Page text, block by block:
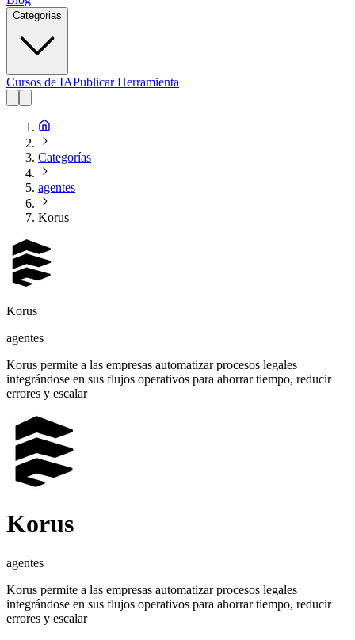
Categorias
Cursos de IAPublicar Herramienta
Categorías
agentes
Korus
Korus
agentes
Korus permite a las empresas automatizar procesos legales
integrándose en sus flujos operativos para ahorrar tiempo, reducir
errores y escalar
Korus
agentes
Korus permite a las empresas automatizar procesos legales
integrándose en sus flujos operativos para ahorrar tiempo, reducir
errores y escalar